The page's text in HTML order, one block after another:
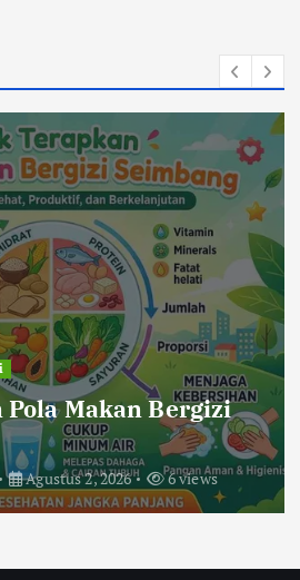
Makan Bergizi
Agustus 2, 2026 6 views